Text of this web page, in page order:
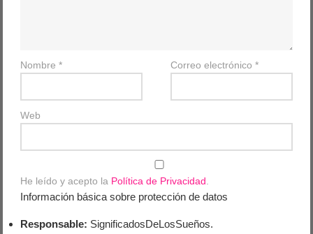
Nombre* Correo electrónico *
Web
He leído y acepto la Política de Privacidad
Información básica sobre protección de datos
Responsable: SignificadosDeLosSueños.